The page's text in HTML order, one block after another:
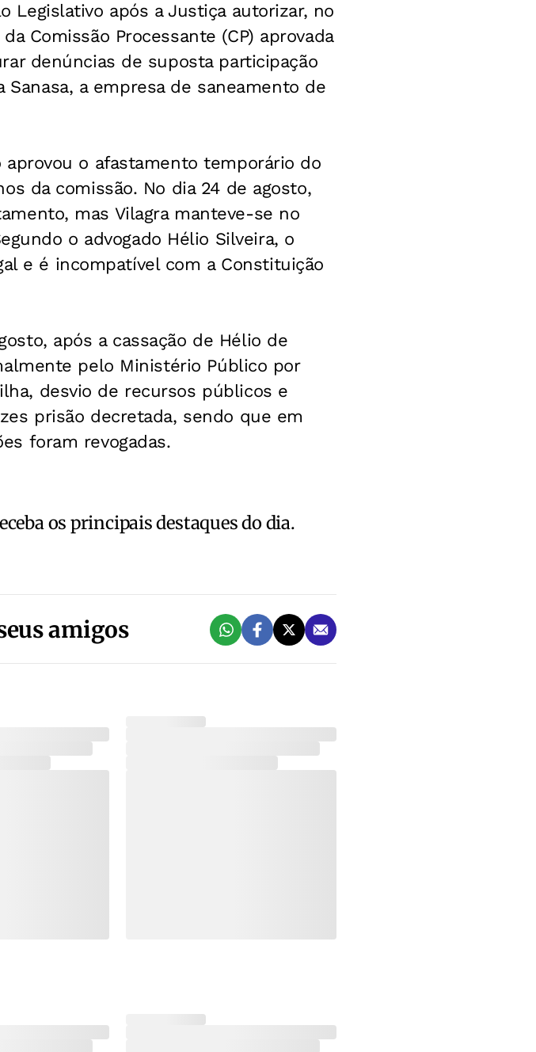
Legislativo após a Justiça autorizar, no
Comissão Processante (CP) aprovada
denúncias de suposta participação
a empresa de saneamento de
o afastamento temporário do
da comissão. No dia 24 de agosto,
mas Vilagra manteve-se no
o advogado Hélio Silveira, o
e é incompatível com a Constituição
após a cassação de Hélio de
pelo Ministério Público por
desvio de recursos públicos e
prisão decretada, sendo que em
foram revogadas.
os principais destaques do dia.
amigos